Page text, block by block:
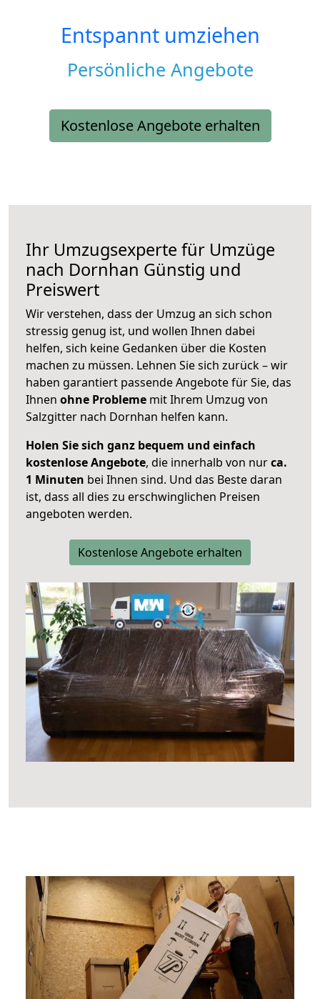
Entspannt umziehen
Persönliche Angebote
Kostenlose Angebote erhalten
Ihr Umzugsexperte für Umzüge
nach Dornhan Günstig und
Preiswert
Wir verstehen, dass der Umzug an sich schon
stressig genug ist, und wollen Ihnen dabei
helfen, sich keine Gedanken über die Kosten
machen zu müssen. Lehnen Sie sich zurück – wir
haben garantiert passende Angebote für Sie, das
Ihnen ohne Probleme mit Ihrem Umzug von
Salzgitter nach Dornhan helfen kann.
Holen Sie sich ganz bequem und einfach
kostenlose Angebote, die innerhalb von nurca.
1 Minuten bei Ihnen sind. Und das Beste daran
ist, dass all dies zu erschwinglichen Preisen
angeboten werden.
Kostenlose Angebote erhalten